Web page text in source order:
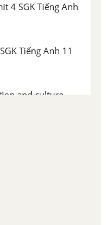
4 SGK Tiếng Anh
Tiếng Anh 11
and culture